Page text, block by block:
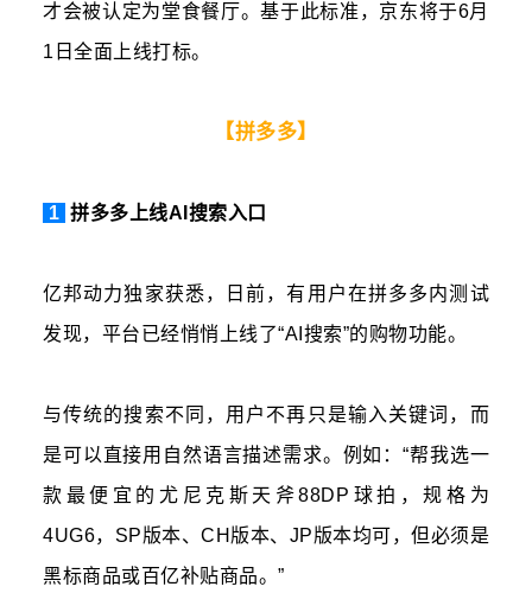
才会被认定为堂食餐厅。基于此标准，京东将于6月
1日全面上线打标。
【拼多多】
1 拼多多上线AI搜索入口
亿邦动力独家获悉，日前，有用户在拼多多内测试
发现，平台已经悄悄上线了“AI搜索”的购物功能。
与传统的搜索不同，用户不再只是输入关键词，而
是可以直接用自然语言描述需求。例如：“帮我选一
款最便宜的 尤尼克斯 天斧88DP球拍，规格为
4UG6，SP版本、CH版本、JP版本均可，但必须是
黑标商品或百亿补贴商品。”